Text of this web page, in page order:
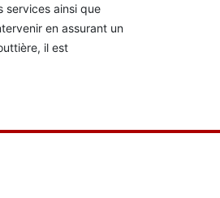
services ainsi que
en assurant un
il est